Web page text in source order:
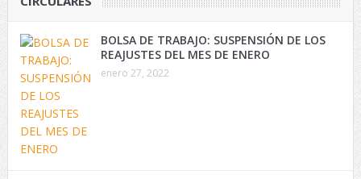
BOLSA DE TRABAJO: SUSPENSIÓN DE LOS
REAJUSTES DEL MES DE ENERO
enero 27, 2022